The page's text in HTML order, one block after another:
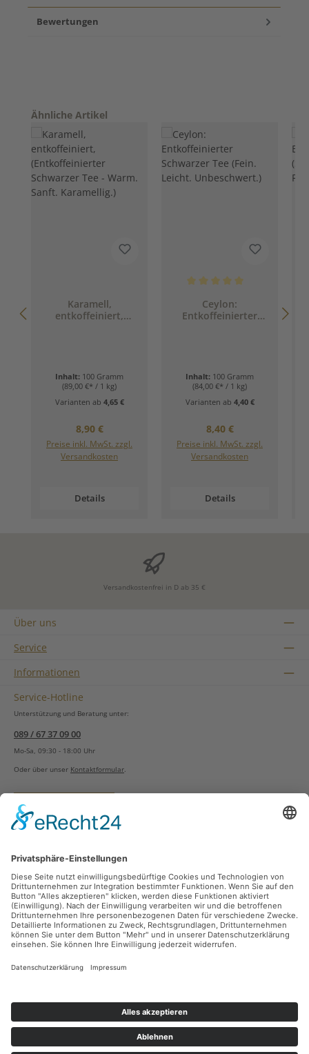
Bewertungen
Produktgalerie überspringen
Ähnliche Artikel
Karamell,
entkoffeiniert,
Inhalt: 100 Gramm
(89,00 €* / 1 kg)
Varianten ab 4,65 €
Regulärer Preis:
8,90 €
Preise inkl. MwSt. zzgl.
Versandkosten
Details
Ceylon:
Entkoffeinierter
Inhalt: 100 Gramm
(84,00 €* / 1 kg)
Varianten ab 4,40 €
Regulärer Preis:
8,40 €
Preise inkl. MwSt. zzgl.
Versandkosten
Details
Versandkostenfrei in D ab 35 €
Über uns
Service
Informationen
Service-Hotline
Unterstützung und Beratung unter:
089 / 67 37 09 00
Mo-Sa, 09:30 - 18:00 Uhr
Oder über unser Kontaktformular.
Vertrag widerrufen
Zahlungsarten
Sicher Einkaufen
Ladengeschäft
Newsletter
Facebook Instagram